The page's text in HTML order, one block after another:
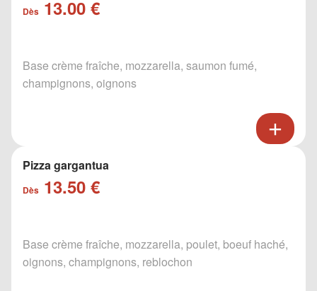
Dès 13.00 €
Base crème fraîche, mozzarella, saumon fumé,
champignons, oignons
Pizza gargantua
Dès 13.50 €
Base crème fraîche, mozzarella, poulet, boeuf haché,
oignons, champignons, reblochon